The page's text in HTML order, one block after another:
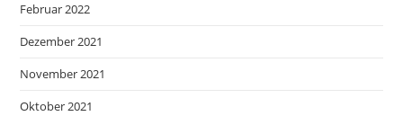
Februar 2022
Dezember 2021
November 2021
Oktober 2021